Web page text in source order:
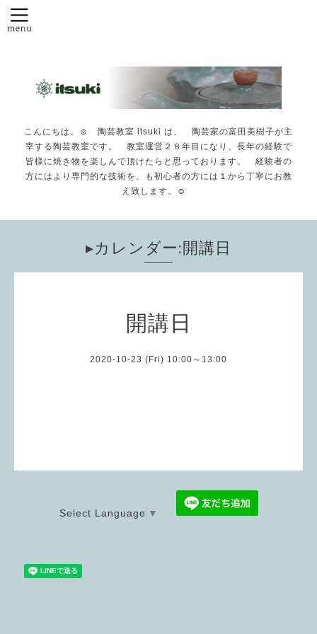
こんにちは。☺️ 陶芸教室 itsuki は、 陶芸家の富田美樹子が主
宰する陶芸教室です。 教室運営２８年目になり、長年の経験で
皆様に焼き物を楽しんで頂けたらと思っております。 経験者の
方にはより専門的な技術を、も初心者の方には１から丁寧にお教
え致します。☺️
▸カレンダー:開講日
開講日
2020-10-23 (Fri) 10:00～13:00
Select Language ▼